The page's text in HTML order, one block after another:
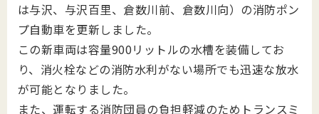
は与沢、与沢百里、倉数川前、倉数川向）の消防ポン
プ自動車を更新しました。
この新車両は容量900リットルの水槽を装備してお
り、消火栓などの消防水利がない場所でも迅速な放水
が可能となりました。
また、運転する消防団員の負担軽減のためトランスミ